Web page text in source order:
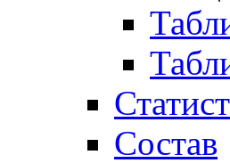
Состав